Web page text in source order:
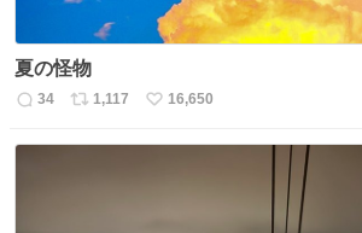
夏の怪物
返
34
リ
1,117
い
16,650